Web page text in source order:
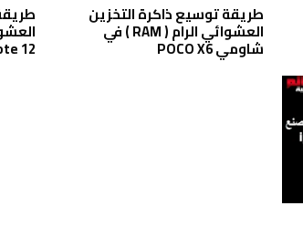
طريقة توسيع ذاكرة التخزين
العشوائي الرام ( RAM ) في
شاومي POCO X6 12